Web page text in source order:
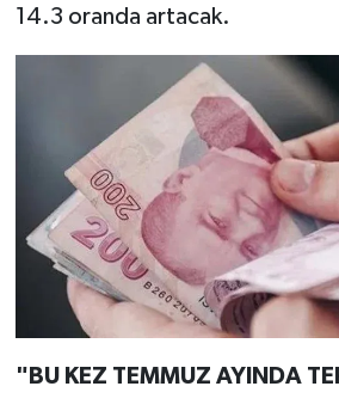
14.3 oranda artacak.
"BU KEZ TEMMUZ AYINDA